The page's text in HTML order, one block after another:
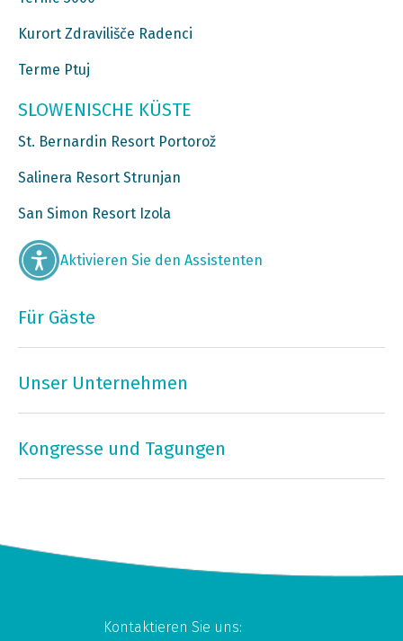
Kurort Zdravilišče Radenci
Terme Ptuj
SLOWENISCHE KÜSTE
St. Bernardin Resort Portorož
Salinera Resort Strunjan
San Simon Resort Izola
Aktivieren Sie den Assistenten
Für Gäste
Unser Unternehmen
Kongresse und Tagungen
Kontaktieren Sie uns: